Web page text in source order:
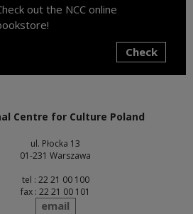
out the NCC online
Check
Centre for Culture Poland
ul. Płocka 13
01-231 Warszawa
tel : 22 21 00 100
fax : 22 21 00 101
send
email